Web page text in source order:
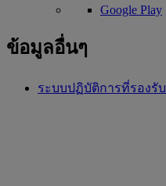
Google Play
ข้อมูลอื่นๆ
ระบบปฏิบัติการที่รองรับ